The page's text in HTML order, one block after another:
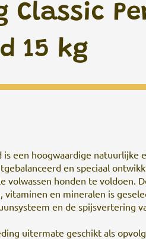
Classic
15 kg
is een hoogwaardige natuurlijke
en speciaal
volwassen honden te voldoen.
vitaminen en mineralen is
en de spijsvertering
uitermate geschikt als